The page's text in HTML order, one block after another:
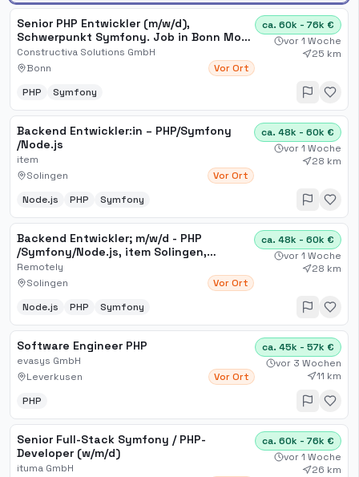
Senior PHP Entwickler (m/w/d),
Schwerpunkt Symfony. Job in Bonn Move
Collective Jobs
Constructiva Solutions GmbH
Bonn
Vor Ort
ca. 60k - 76k €
vor 1 Woche
25 km
PHP Symfony
Backend Entwickler:in – PHP​/Symfony​
/Node.js
item
Solingen
Vor Ort
ca. 48k - 60k €
vor 1 Woche
28 km
Node.js PHP Symfony
Backend Entwickler; m​/w​/d - PHP​
/Symfony​/Node.js, item Solingen,
Friedenstraße; Backend-Ent
Remotely
Solingen
Vor Ort
ca. 48k - 60k €
vor 1 Woche
28 km
Node.js PHP Symfony
Software Engineer PHP
evasys GmbH
Leverkusen
Vor Ort
ca. 45k - 57k €
vor 3 Wochen
11 km
PHP
Senior Full-Stack Symfony / PHP-
Developer (w/m/d)
ituma GmbH
ca. 60k - 76k €
vor 1 Woche
26 km